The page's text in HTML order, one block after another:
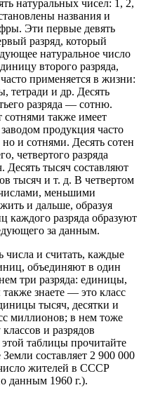
натуральных чисел: 1, 2,
названия и
Эти первые девять
разряд, который
натуральное число
второго разряда,
применяется в жизни:
тетради и др. Десять
разряда — сотню.
также имеет
продукция часто
и сотнями. Десять сотен
четвертого разряда
Десять тысяч составляют
тысяч и т. д. В четвертом
меньшими
и дальше, образуя
каждого разряда образуют
за данным.
числа и считать, каждые
объединяют в один
три разряда: единицы,
знаете — это класс
тысяч, десятки и
миллионов; в нем тоже
и разрядов
таблицы прочитайте
составляет 2 900 000
жителей в СССР
данным 1960 г.).